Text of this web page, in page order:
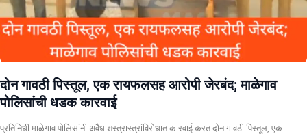
दोन गावठी पिस्तूल, एक रायफलसह आरोपी जेरबंद; माळेगाव
पोलिसांची धडक कारवाई
प्रतिनिधी माळेगाव पोलिसांनी अवैध शस्त्रास्त्रांविरोधात कारवाई करत दोन गावठी पिस्तूल, एक